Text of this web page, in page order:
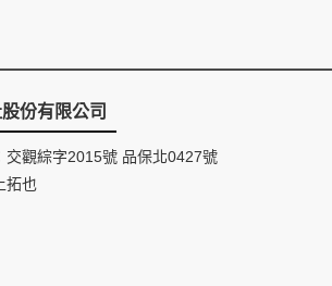
份有限公司
交觀綜字2015號 品保北0427號
拓也